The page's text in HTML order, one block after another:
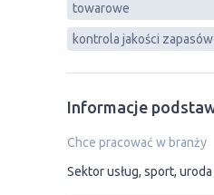
towarowe
kontrola jakości
Informacje
Chce pracować w branży
Sektor usług, sport, uroda